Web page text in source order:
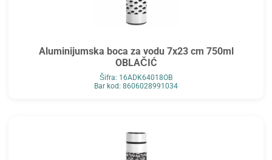
Aluminijumska boca za vodu 7x23 cm 750ml
OBLAČIĆ
Šifra: 16ADK64018OB
Bar kod: 8606028991034